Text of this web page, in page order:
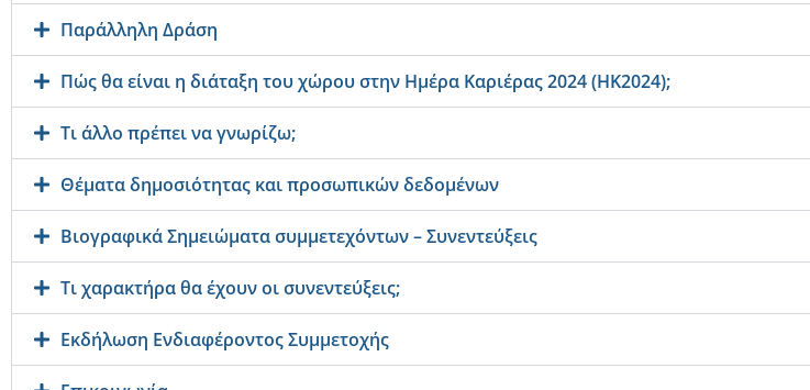
Παράλληλη Δράση
Πώς θα είναι η διάταξη του χώρου στην Ημέρα Καριέρας 2024 (ΗΚ2024);
Τι άλλο πρέπει να γνωρίζω;
Θέματα δημοσιότητας και προσωπικών δεδομένων
Βιογραφικά Σημειώματα συμμετεχόντων – Συνεντεύξεις
Τι χαρακτήρα θα έχουν οι συνεντεύξεις;
Εκδήλωση Ενδιαφέροντος Συμμετοχής